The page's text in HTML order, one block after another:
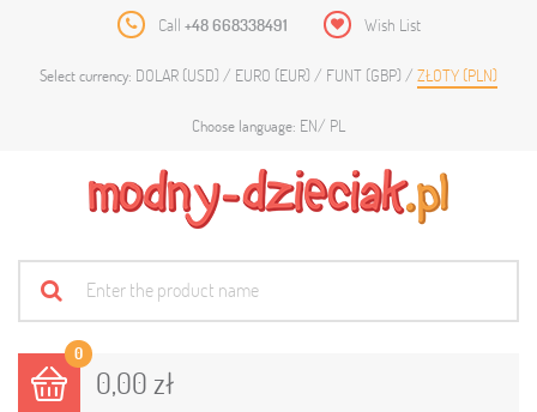
Call +48 668338491 Wish List
Select currency: DOLAR (USD) EURO (EUR) FUNT (GBP) ZŁOTY (PLN)
Choose language: EN PL
0
0,00 zł